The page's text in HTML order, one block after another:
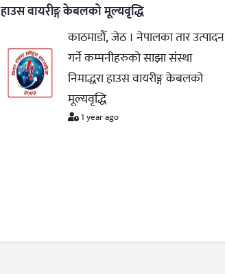
हाउस वायरीङ्ग केबलको मूल्यवृद्धि
काठमाडौँ, जेठ । नेपालका तार उत्पादन
गर्ने कम्पनीहरुको साझा संस्था
निमाद्धरा हाउस वायरीङ्ग केबलको
मूल्यवृद्धि
1 year ago